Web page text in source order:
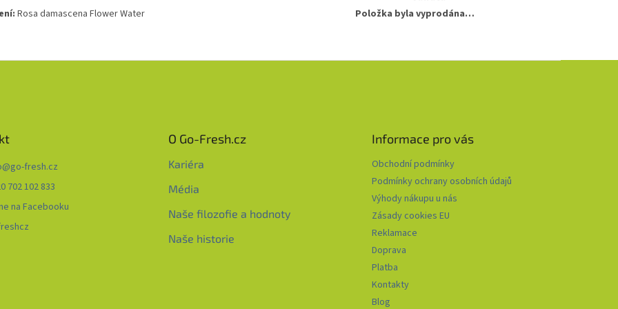
Rosa damascena Flower Water
Položka byla vyprodána…
@go-fresh.cz
702 102 833
na Facebooku
O Go-Fresh.cz
Kariéra
Média
Naše filozofie a hodnoty
Naše historie
Informace pro vás
Obchodní podmínky
Podmínky ochrany osobních údajů
Výhody nákupu u nás
Zásady cookies EU
Reklamace
Doprava
Platba
Kontakty
Blog